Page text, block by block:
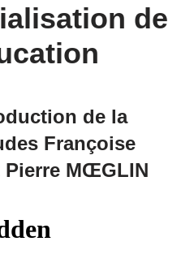
de
de la
Françoise
Pierre MŒGLIN